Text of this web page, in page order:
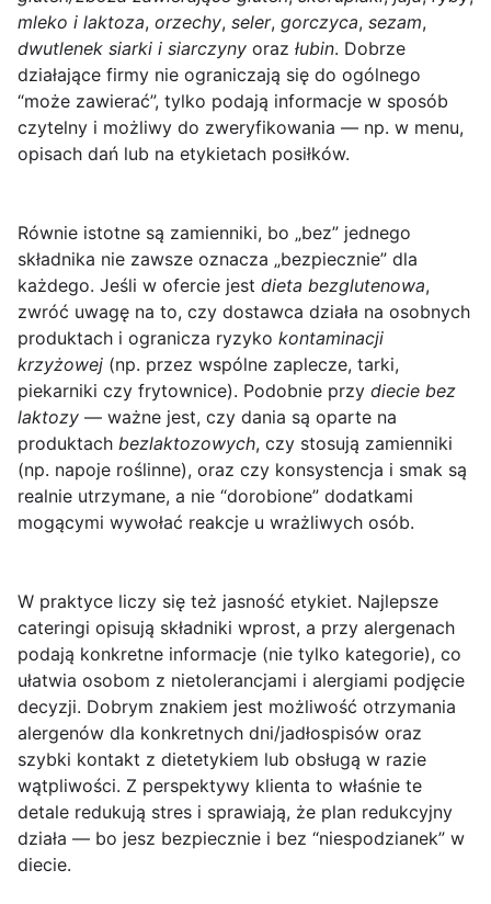
mleko i laktoza, orzechy, seler, gorczyca, sezam,
dwutlenek siarki i siarczyny oraz łubin. Dobrze
działające firmy nie ograniczają się do ogólnego
“może zawierać”, tylko podają informacje w sposób
czytelny i możliwy do zweryfikowania — np. w menu,
opisach dań lub na etykietach posiłków.
Równie istotne są zamienniki, bo „bez” jednego
składnika nie zawsze oznacza „bezpiecznie” dla
każdego. Jeśli w ofercie jest dieta bezglutenowa,
zwróć uwagę na to, czy dostawca działa na osobnych
produktach i ogranicza ryzyko kontaminacji
krzyżowej (np. przez wspólne zaplecze, tarki,
piekarniki czy frytownice). Podobnie przy diecie bez
laktozy — ważne jest, czy dania są oparte na
produktach bezlaktozowych, czy stosują zamienniki
(np. napoje roślinne), oraz czy konsystencja i smak są
realnie utrzymane, a nie “dorobione” dodatkami
mogącymi wywołać reakcje u wrażliwych osób.
W praktyce liczy się też jasność etykiet. Najlepsze
cateringi opisują składniki wprost, a przy alergenach
podają konkretne informacje (nie tylko kategorie), co
ułatwia osobom z nietolerancjami i alergiami podjęcie
decyzji. Dobrym znakiem jest możliwość otrzymania
alergenów dla konkretnych dni/jadłospisów oraz
szybki kontakt z dietetykiem lub obsługą w razie
wątpliwości. Z perspektywy klienta to właśnie te
detale redukują stres i sprawiają, że plan redukcyjny
działa — bo jesz bezpiecznie i bez “niespodzianek” w
diecie.